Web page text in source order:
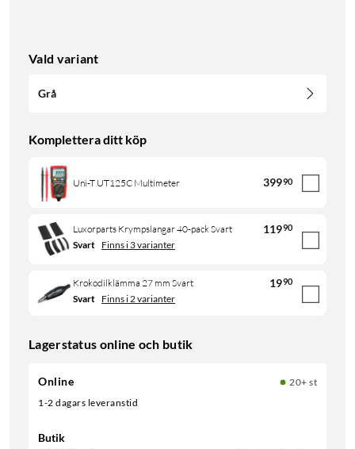
Vald variant
Grå
Komplettera ditt köp
Uni-T UT125C Multimeter 39990
Luxorparts Krympslangar 40-pack Svart 11990
Svart Finns i 3 varianter
Krokodilklämma 27 mm Svart 1990
Svart Finns i 2 varianter
Lagerstatus online och butik
Online
20+ st
1-2 dagars leveranstid
Butik